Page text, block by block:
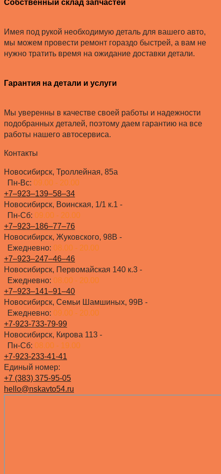
Собственный склад запчастей
Имея под рукой необходимую деталь для вашего авто,
мы можем провести ремонт гораздо быстрей, а вам не
нужно тратить время на ожидание доставки детали.
Гарантия на детали и услуги
Мы уверенны в качестве своей работы и надежности
подобранных деталей, поэтому даем гарантию на все
работы нашего автосервиса.
Контакты
Новосибирск, Троллейная, 85а
Пн-Вс: 09.00 - 20.00
+7‒923‒139‒58‒34
Новосибирск, Воинская, 1/1 к.1 -
Пн-Сб: 09.00 - 20.00
+7‒923‒186‒77‒76
Новосибирск, Жуковского, 98В -
Ежедневно: 08.00 - 20.00
+7‒923‒247‒46‒46
Новосибирск, Первомайская 140 к.3 -
Ежедневно: 08.00 - 20.00
+7‒923‒141‒91‒40
Новосибирск, Семьи Шамшиных, 99В -
Ежедневно: 09.00 - 20.00
+7-923-733-79-99
Новосибирск, Кирова 113 -
Пн-Сб: 08.00 - 19.00
+7-923-233-41-41
Единый номер:
+7 (383) 375-95-05
hello@nskavto54.ru